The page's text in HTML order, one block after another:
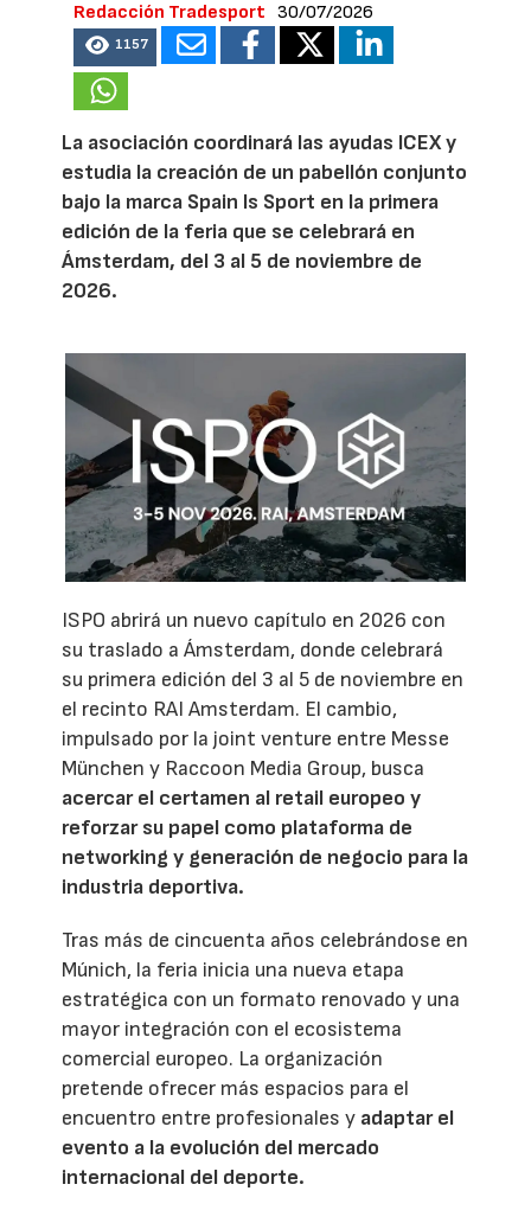
Redacción Tradesport 30/07/2026
1157
La asociación coordinará las ayudas ICEX y
estudia la creación de un pabellón conjunto
bajo la marca Spain Is Sport en la primera
edición de la feria que se celebrará en
Ámsterdam, del 3 al 5 de noviembre de
2026.
ISPO abrirá un nuevo capítulo en 2026 con
su traslado a Ámsterdam, donde celebrará
su primera edición del 3 al 5 de noviembre en
el recinto RAI Amsterdam. El cambio,
impulsado por la joint venture entre Messe
München y Raccoon Media Group, busca
acercar el certamen al retail europeo y
reforzar su papel como plataforma de
networking y generación de negocio para la
industria deportiva.
Tras más de cincuenta años celebrándose en
Múnich, la feria inicia una nueva etapa
estratégica con un formato renovado y una
mayor integración con el ecosistema
comercial europeo. La organización
pretende ofrecer más espacios para el
encuentro entre profesionales y adaptar el
evento a la evolución del mercado
internacional del deporte.